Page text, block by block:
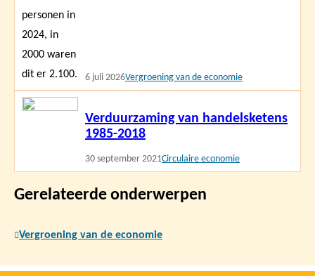
6 juli 2026Vergroening van de economie
Verduurzaming van handelsketens
1985-2018
30 september 2021Circulaire economie
Lees
Gerelateerde onderwerpen
Vergroening van de economie